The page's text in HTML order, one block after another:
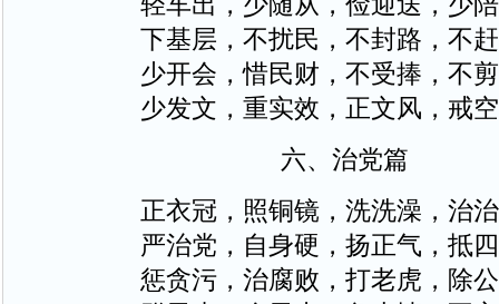
下基层，不扰民，不封路，不
少开会，惜民财，不受捧，不
少发文，重实效，正文风，戒
六、治党篇
正衣冠，照铜镜，洗洗澡，治
严治党，自身硬，扬正气，抵
惩贪污，治腐败，打老虎，除